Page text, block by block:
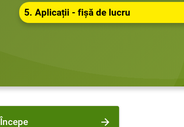
5. Aplicații - fișă de lucru
Începe